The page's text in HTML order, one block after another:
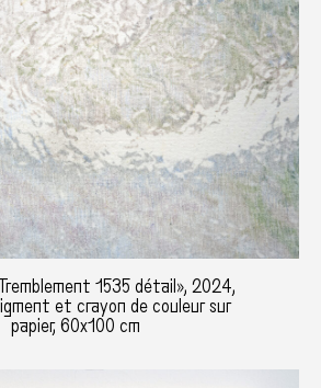
1535 détail», 2024,
et crayon de couleur sur
papier, 60x100 cm